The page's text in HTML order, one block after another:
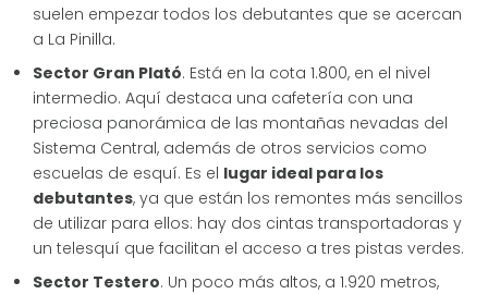
suelen empezar todos los debutantes que se acercan
a La Pinilla.
Sector Gran Plató. Está en la cota 1.800, en el nivel
intermedio. Aquí destaca una cafetería con una
preciosa panorámica de las montañas nevadas del
Sistema Central, además de otros servicios como
escuelas de esquí. Es el lugar ideal para los
debutantes, ya que están los remontes más sencillos
de utilizar para ellos: hay dos cintas transportadoras y
un telesquí que facilitan el acceso a tres pistas verdes.
Sector Testero. Un poco más altos, a 1.920 metros,